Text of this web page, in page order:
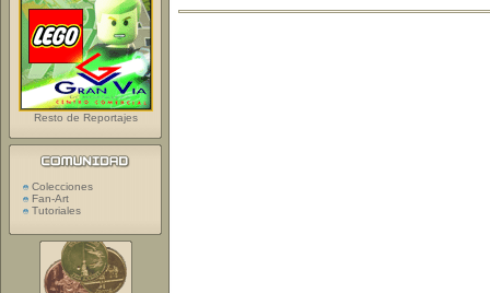
Resto de Reportajes
Colecciones
Fan-Art
Tutoriales